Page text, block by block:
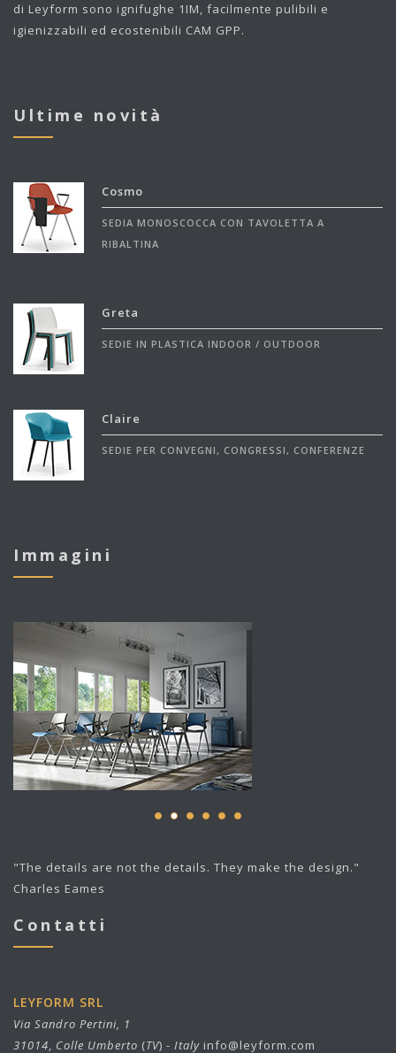
di Leyform sono ignifughe 1IM, facilmente pulibili e
igienizzabili ed ecostenibili CAM GPP.
Ultime novità
Cosmo
SEDIA MONOSCOCCA CON TAVOLETTA A
RIBALTINA
Greta
SEDIE IN PLASTICA INDOOR / OUTDOOR
Claire
SEDIE PER CONVEGNI, CONGRESSI, CONFERENZE
Immagini
"The details are not the details. They make the design."
Charles Eames
Contatti
LEYFORM SRL
Via Sandro Pertini, 1
31014, Colle Umberto (TV) - Italy info@leyform.com